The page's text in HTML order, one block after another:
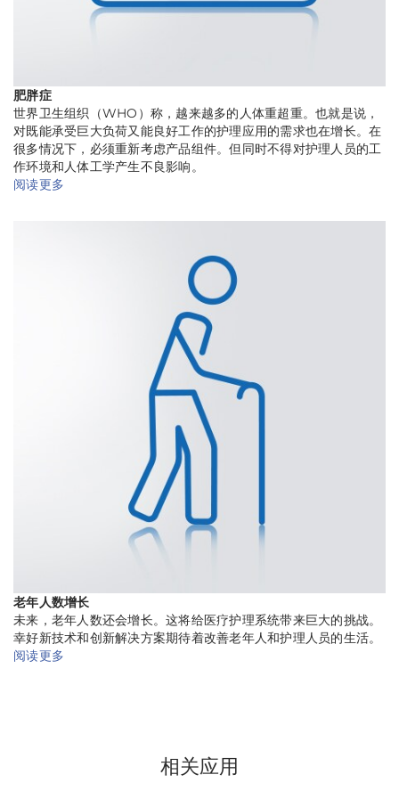
肥胖症
世界卫生组织（WHO）称，越来越多的人体重超重。也就是说，
对既能承受巨大负荷又能良好工作的护理应用的需求也在增长。在
很多情况下，必须重新考虑产品组件。但同时不得对护理人员的工
作环境和人体工学产生不良影响。
阅读更多
老年人数增长
未来，老年人数还会增长。这将给医疗护理系统带来巨大的挑战。
幸好新技术和创新解决方案期待着改善老年人和护理人员的生活。
阅读更多
相关应用